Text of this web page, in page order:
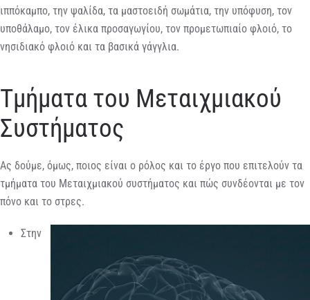
ιππόκαμπο, την ψαλίδα, τα μαστοειδή σωμάτια, την υπόφυση, τον
υποθάλαμο, τον έλικα προσαγωγίου, τον προμετωπιαίο φλοιό, το
νησιδιακό φλοιό και τα βασικά γάγγλια.
Τμήματα του Μεταιχμιακού
Συστήματος
Ας δούμε, όμως, ποιος είναι ο ρόλος και το έργο που επιτελούν τα
τμήματα του Μεταιχμιακού συστήματος και πώς συνδέονται με τον
πόνο και το στρες.
Στην